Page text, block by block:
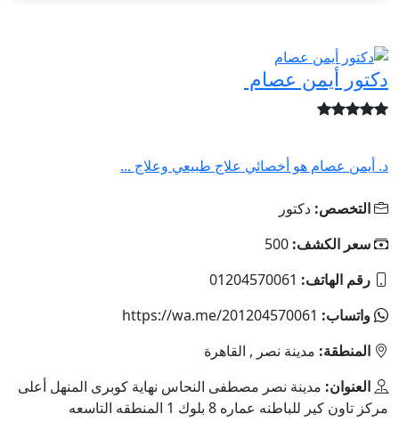
دكتور أيمن عصام
د. أيمن عصام هو أخصائي علاج طبيعي وعلاج ...
التخصص: دكتور
سعر الكشف: 500
رقم الهاتف: 01204570061
واتساب: https://wa.me/201204570061
المنطقة: مدينة نصر , القاهرة
العنوان: مدينة نصر مصطفى النحاس نهاية كوبرى المنهل أعلى
مركز تاون كير للباطنه عماره 8 بلوك 1 المنطقه التاسعه